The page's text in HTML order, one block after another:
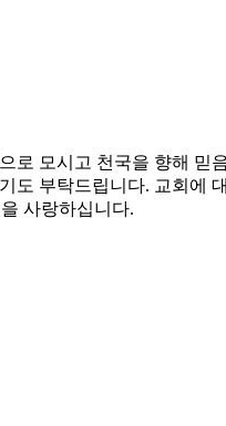
로 모시고 천국을 향해 믿
도 부탁드립니다. 교회에
사랑하십니다.